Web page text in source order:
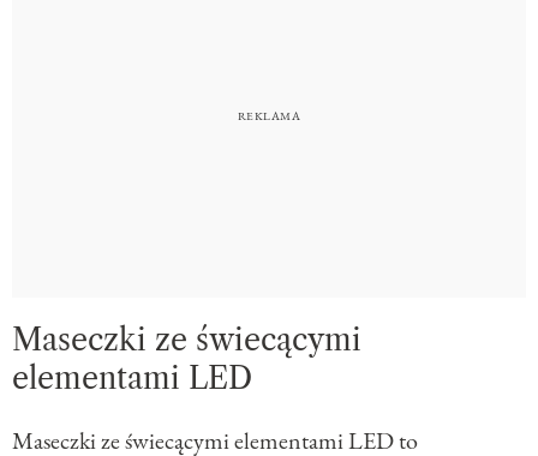
Maseczki ze świecącymi
elementami LED
Maseczki ze świecącymi elementami LED to